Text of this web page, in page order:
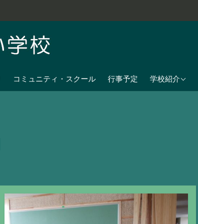
コミュニティ・スクール 行事予定 学校紹介
学校教育目標
交通アクセス